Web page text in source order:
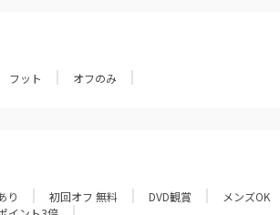
フット オフのみ
り 初回オフ 無料 DVD観賞 メンズOK